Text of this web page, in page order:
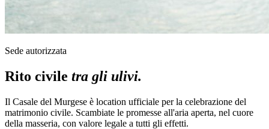
Sede autorizzata
Rito civile tra gli ulivi.
Il Casale del Murgese è location ufficiale per la celebrazione del
matrimonio civile. Scambiate le promesse all'aria aperta, nel cuore
della masseria, con valore legale a tutti gli effetti.